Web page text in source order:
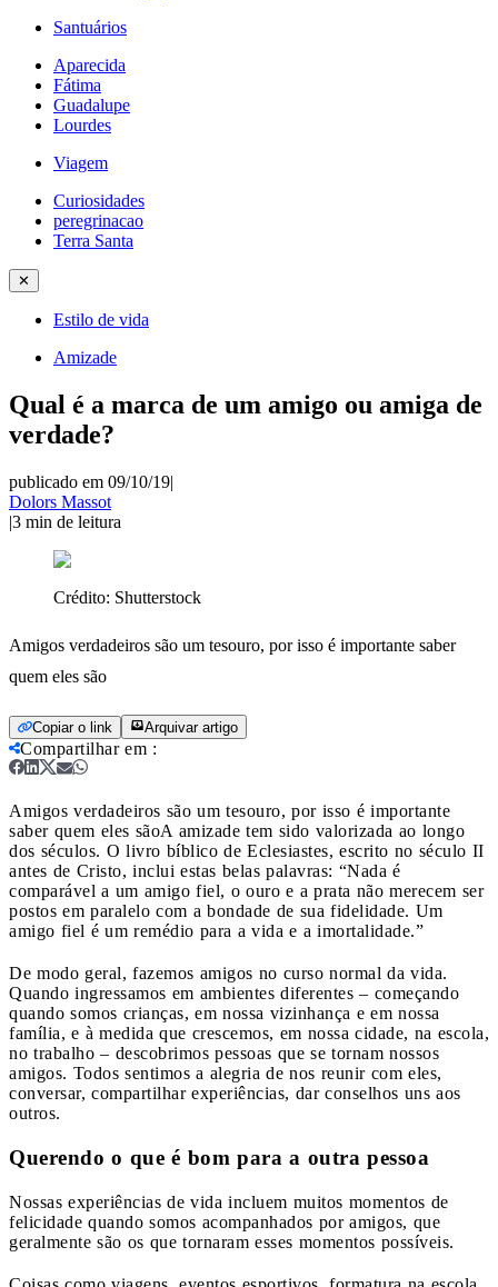
Santuários
Aparecida
Fátima
Guadalupe
Lourdes
Viagem
Curiosidades
peregrinacao
Terra Santa
✕
Estilo de vida
Amizade
Qual é a marca de um amigo ou amiga de
verdade?
publicado em 09/10/19|
Dolors Massot
|3 min de leitura
Crédito: Shutterstock
Amigos verdadeiros são um tesouro, por isso é importante saber
quem eles são
Copiar o link Arquivar artigo
Compartilhar em :
Amigos verdadeiros são um tesouro, por isso é importante
saber quem eles sãoA amizade tem sido valorizada ao longo
dos séculos. O livro bíblico de Eclesiastes, escrito no século II
antes de Cristo, inclui estas belas palavras: “Nada é
comparável a um amigo fiel, o ouro e a prata não merecem ser
postos em paralelo com a bondade de sua fidelidade. Um
amigo fiel é um remédio para a vida e a imortalidade.”
De modo geral, fazemos amigos no curso normal da vida.
Quando ingressamos em ambientes diferentes – começando
quando somos crianças, em nossa vizinhança e em nossa
família, e à medida que crescemos, em nossa cidade, na escola,
no trabalho – descobrimos pessoas que se tornam nossos
amigos. Todos sentimos a alegria de nos reunir com eles,
conversar, compartilhar experiências, dar conselhos uns aos
outros.
Querendo o que é bom para a outra pessoa
Nossas experiências de vida incluem muitos momentos de
felicidade quando somos acompanhados por amigos, que
geralmente são os que tornaram esses momentos possíveis.